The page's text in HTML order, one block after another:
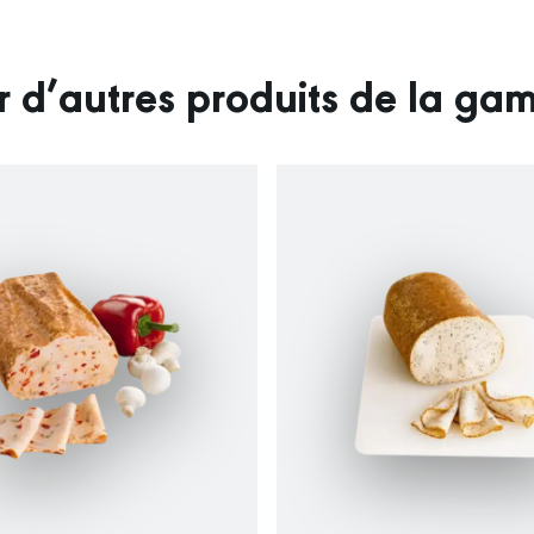
d’autres produits de la